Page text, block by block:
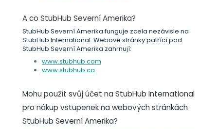
A co StubHub Severní Amerika?
StubHub Severní Amerika funguje zcela nezávisle na
StubHub International. Webové stránky patřící pod
StubHub Severní Amerika zahrnují:
www.stubhub.com
www.stubhub.ca
Mohu použít svůj účet na StubHub International
pro nákup vstupenek na webových stránkách
StubHub Severní Amerika?